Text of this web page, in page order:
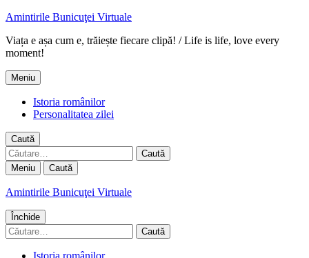
Amintirile Bunicuţei Virtuale
Viața e așa cum e, trăiește fiecare clipă! / Life is life, love every
moment!
Meniu
Istoria românilor
Personalitatea zilei
Caută
Caută
după:
Meniu Caută
Amintirile Bunicuţei Virtuale
Închide
Caută
după:
Istoria românilor